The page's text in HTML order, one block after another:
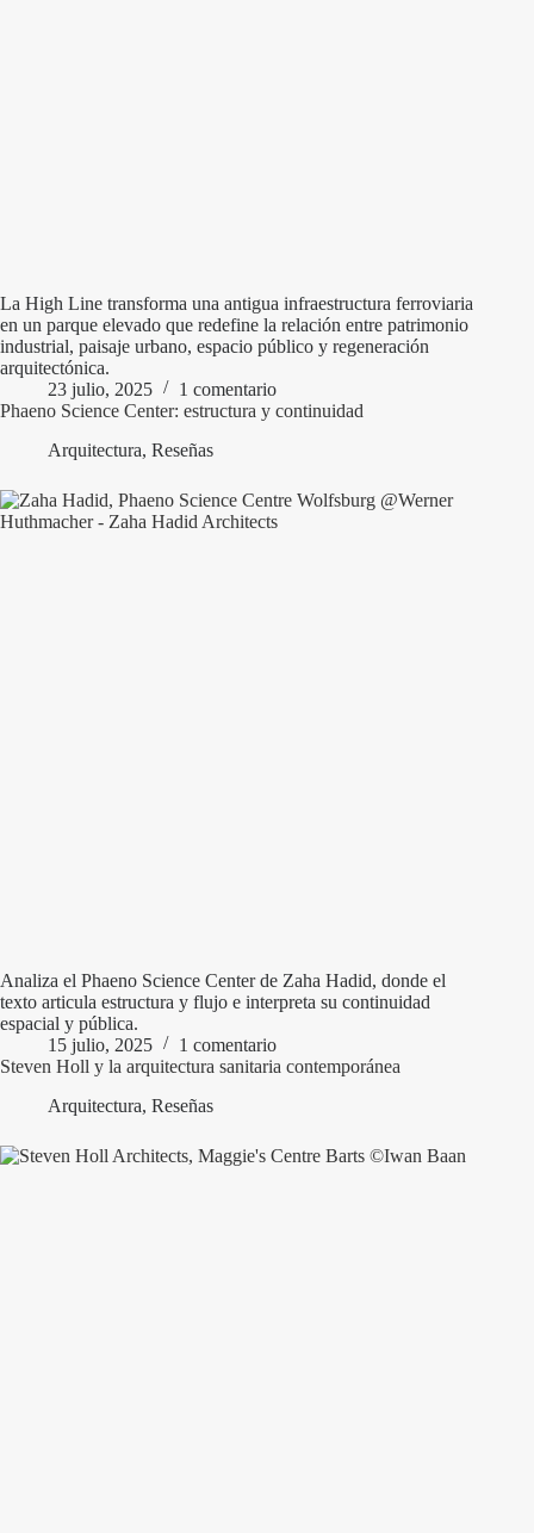
La High Line transforma una antigua infraestructura ferroviaria
en un parque elevado que redefine la relación entre patrimonio
industrial, paisaje urbano, espacio público y regeneración
arquitectónica.
23 julio, 2025
1 comentario
Phaeno Science Center: estructura y continuidad
Arquitectura, Reseñas
Analiza el Phaeno Science Center de Zaha Hadid, donde el
texto articula estructura y flujo e interpreta su continuidad
espacial y pública.
15 julio, 2025
1 comentario
Steven Holl y la arquitectura sanitaria contemporánea
Arquitectura, Reseñas